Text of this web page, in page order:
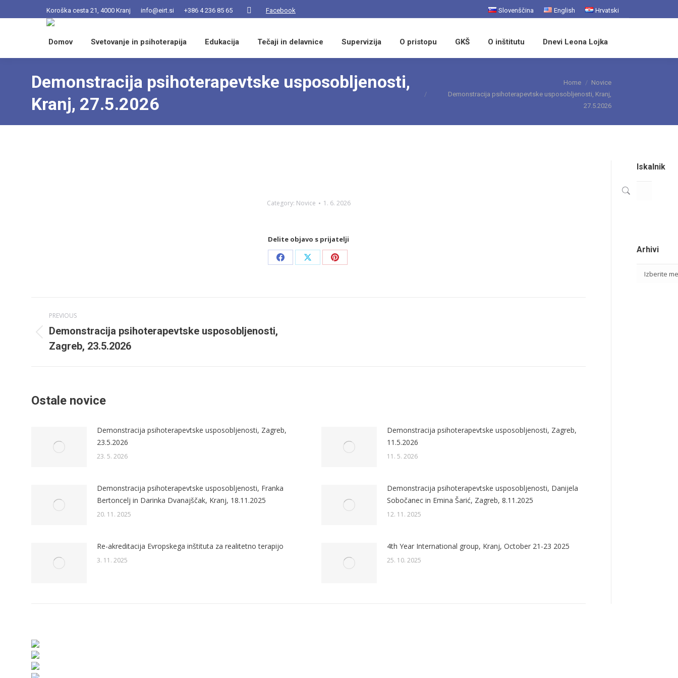
Koroška cesta 21, 4000 Kranj info@eirt.si +386 4 236 85 65
Facebook
opens
window
Facebook Slovenščina English Hrvatski
Domov Svetovanje in psihoterapija Edukacija Tečaji in delavnice Supervizija O pristopu GKŠ O inštitutu Dnevi Leona Lojka
Demonstracija psihoterapevtske usposobljenosti,
Kranj, 27.5.2026
Home
Novice
Demonstracija psihoterapevtske usposobljenosti, Kranj,
27.5.2026
Category: Novice 1. 6. 2026
Delite objavo s prijatelji
Share Share Share
Post
navigation
PREVIOUS
Previous
post:
Demonstracija psihoterapevtske usposobljenosti,
Zagreb, 23.5.2026
Ostale novice
Demonstracija psihoterapevtske usposobljenosti, Zagreb,
23.5.2026
23. 5. 2026
Demonstracija psihoterapevtske usposobljenosti, Zagreb,
11.5.2026
11. 5. 2026
Demonstracija psihoterapevtske usposobljenosti, Franka
Bertoncelj in Darinka Dvanajščak, Kranj, 18.11.2025
20. 11. 2025
Demonstracija psihoterapevtske usposobljenosti, Danijela
Sobočanec in Emina Šarić, Zagreb, 8.11.2025
12. 11. 2025
Re-akreditacija Evropskega inštituta za realitetno terapijo
3. 11. 2025
4th Year International group, Kranj, October 21-23 2025
25. 10. 2025
Iskalnik
Arhivi